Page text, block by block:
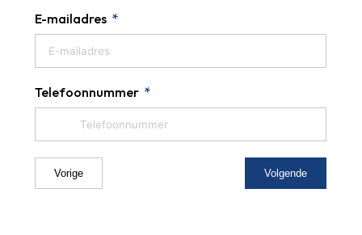
E-mailadres
Telefoonnummer
Vorige Volgende